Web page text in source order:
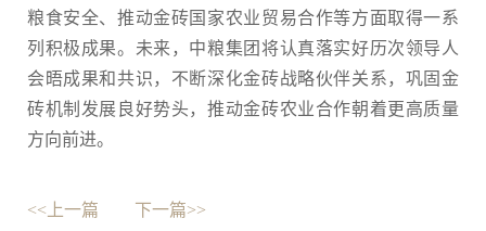
粮食安全、推动金砖国家农业贸易合作等方面取得一系
列积极成果。未来，中粮集团将认真落实好历次领导人
会晤成果和共识，不断深化金砖战略伙伴关系，巩固金
砖机制发展良好势头，推动金砖农业合作朝着更高质量
方向前进。
<<上一篇 下一篇>>